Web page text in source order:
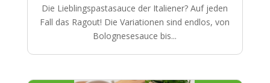
Die Lieblingspastasauce der Italiener? Auf jeden
Fall das Ragout! Die Variationen sind endlos, von
Bolognesesauce bis...